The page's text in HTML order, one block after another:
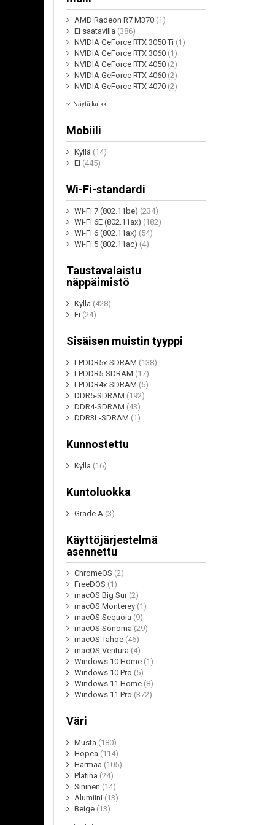
AMD Radeon R7 M370 (1)
Ei saatavilla (386)
NVIDIA GeForce RTX 3050 Ti (1)
NVIDIA GeForce RTX 3060 (1)
NVIDIA GeForce RTX 4050 (2)
NVIDIA GeForce RTX 4060 (2)
NVIDIA GeForce RTX 4070 (2)
Näytä kaikki
Mobiili
Kyllä (14)
Ei (445)
Wi-Fi-standardi
Wi-Fi 7 (802.11be) (234)
Wi-Fi 6E (802.11ax) (182)
Wi-Fi 6 (802.11ax) (54)
Wi-Fi 5 (802.11ac) (4)
Taustavalaistu
näppäimistö
Kyllä (428)
Ei (24)
Sisäisen muistin tyyppi
LPDDR5x-SDRAM (138)
LPDDR5-SDRAM (17)
LPDDR4x-SDRAM (5)
DDR5-SDRAM (192)
DDR4-SDRAM (43)
DDR3L-SDRAM (1)
Kunnostettu
Kyllä (16)
Kuntoluokka
Grade A (3)
Käyttöjärjestelmä
asennettu
ChromeOS (2)
FreeDOS (1)
macOS Big Sur (2)
macOS Monterey (1)
macOS Sequoia (9)
macOS Sonoma (29)
macOS Tahoe (46)
macOS Ventura (4)
Windows 10 Home (1)
Windows 10 Pro (5)
Windows 11 Home (8)
Windows 11 Pro (372)
Väri
Musta (180)
Hopea (114)
Harmaa (105)
Platina (24)
Sininen (14)
Alumiini (13)
Beige (13)